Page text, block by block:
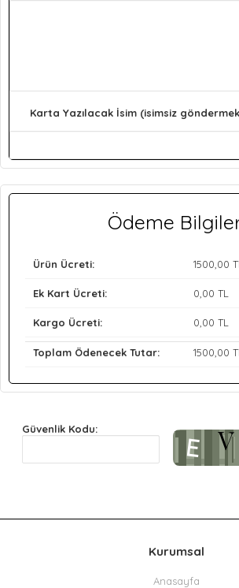
Karta Yazılacak İsim (isimsiz
Ödeme
Ürün Ücreti: 1500,00
Ek Kart Ücreti: 0,00 TL
Kargo Ücreti: 0,00 TL
Toplam Ödenecek Tutar: 1500,00
Güvenlik Kodu:
Kurumsal
Anasayfa